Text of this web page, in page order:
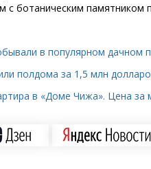
с ботаническим памятником
в популярном дачном
полдома за 1,5 млн
в «Доме Чижа». Цена за